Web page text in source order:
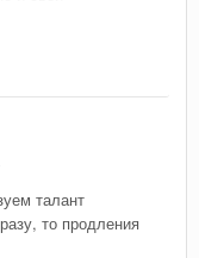
талант
то продления